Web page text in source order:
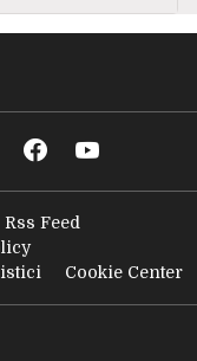
Rss Feed
Cookie Center